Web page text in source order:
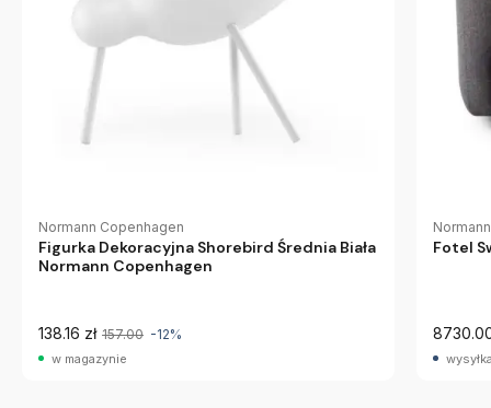
Normann Copenhagen
Figurka Dekoracyjna Shorebird Średnia Biała
Normann Copenhagen
138.16 zł 157.00 -12%
w magazynie
Fotel